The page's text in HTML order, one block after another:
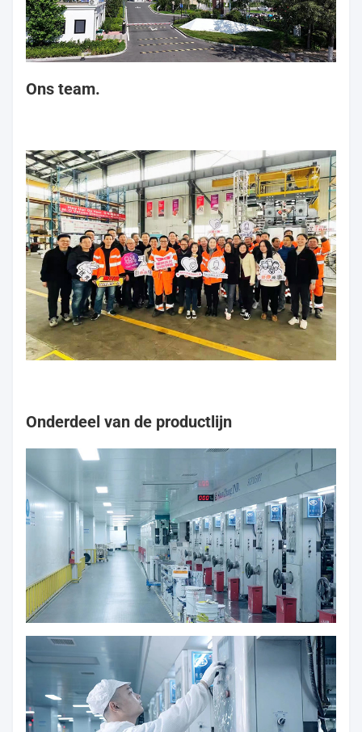
Ons team.
Onderdeel van de productlijn